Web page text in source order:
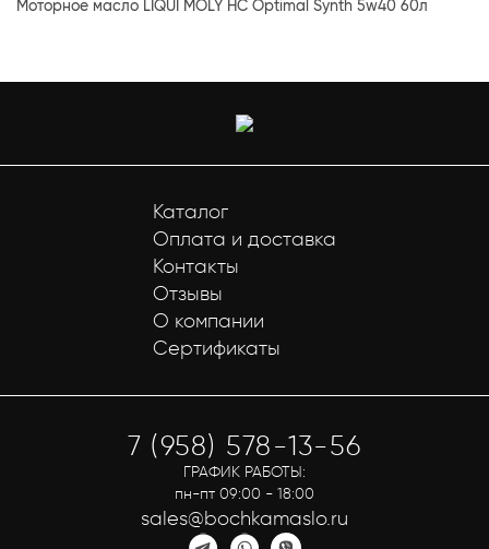
Моторное масло LIQUI MOLY НС Optimal Synth 5w40 60л
Каталог
Оплата и доставка
Контакты
Отзывы
О компании
Сертификаты
7 (958) 578-13-56
ГРАФИК РАБОТЫ:
пн-пт 09:00 - 18:00
sales@bochkamaslo.ru